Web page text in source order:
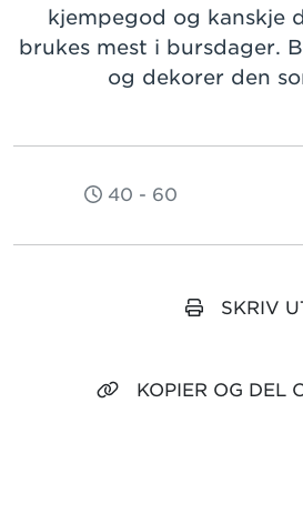
kjempegod og kanskje
brukes mest i bursdager.
og dekorer den
40 - 60
SKRIV
KOPIER OG DEL